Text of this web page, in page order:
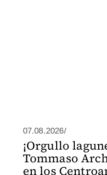
07.08.2026/
¡Orgullo
Tommaso
en los